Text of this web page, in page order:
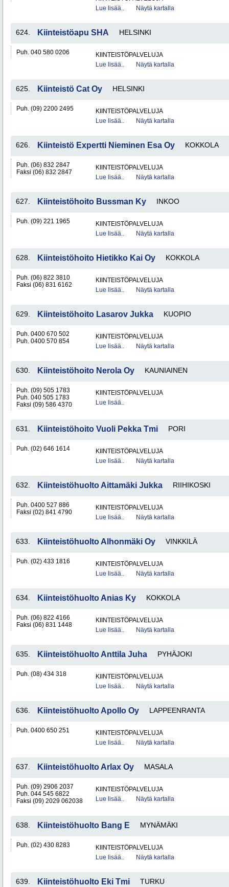
Lue lisää..
Näytä kartalla
624. Kiinteistöapu SHA HELSINKI
Puh. 040 580 0206
KIINTEISTÖPALVELUJA
Lue lisää..
Näytä kartalla
625. Kiinteistö Cat Oy HELSINKI
Puh. (09) 2200 2495
KIINTEISTÖPALVELUJA
Lue lisää..
Näytä kartalla
626. Kiinteistö Expertti Nieminen Esa Oy KOKKOLA
Puh. (06) 832 2847
Faksi (06) 832 2847
KIINTEISTÖPALVELUJA
Lue lisää..
Näytä kartalla
627. Kiinteistöhoito Bussman Ky INKOO
Puh. (09) 221 1965
KIINTEISTÖPALVELUJA
Lue lisää..
Näytä kartalla
628. Kiinteistöhoito Hietikko Kai Oy KOKKOLA
Puh. (06) 822 3810
Faksi (06) 831 6162
KIINTEISTÖPALVELUJA
Lue lisää..
Näytä kartalla
629. Kiinteistöhoito Lasarov Jukka KUOPIO
Puh. 0400 670 502
Puh. 0400 570 854
KIINTEISTÖPALVELUJA
Lue lisää..
Näytä kartalla
630. Kiinteistöhoito Nerola Oy KAUNIAINEN
Puh. (09) 505 1783
Puh. 040 505 1783
Faksi (09) 586 4370
KIINTEISTÖPALVELUJA
Lue lisää..
631. Kiinteistöhoito Vuoli Pekka Tmi PORI
Puh. (02) 646 1614
KIINTEISTÖPALVELUJA
Lue lisää..
Näytä kartalla
632. Kiinteistöhuolto Aittamäki Jukka RIIHIKOSKI
Puh. 0400 527 886
Faksi (02) 841 4790
KIINTEISTÖPALVELUJA
Lue lisää..
Näytä kartalla
633. Kiinteistöhuolto Alhonmäki Oy VINKKILÄ
Puh. (02) 433 1816
KIINTEISTÖPALVELUJA
Lue lisää..
Näytä kartalla
634. Kiinteistöhuolto Anias Ky KOKKOLA
Puh. (06) 822 4166
Faksi (06) 831 1448
KIINTEISTÖPALVELUJA
Lue lisää..
Näytä kartalla
635. Kiinteistöhuolto Anttila Juha PYHÄJOKI
Puh. (08) 434 318
KIINTEISTÖPALVELUJA
Lue lisää..
Näytä kartalla
636. Kiinteistöhuolto Apollo Oy LAPPEENRANTA
Puh. 0400 650 251
KIINTEISTÖPALVELUJA
Lue lisää..
Näytä kartalla
637. Kiinteistöhuolto Arlax Oy MASALA
Puh. (09) 2906 2037
Puh. 044 545 6822
Faksi (09) 2029 062038
KIINTEISTÖPALVELUJA
Lue lisää..
Näytä kartalla
638. Kiinteistöhuolto Bang E MYNÄMÄKI
Puh. (02) 430 8283
KIINTEISTÖPALVELUJA
Lue lisää..
Näytä kartalla
639. Kiinteistöhuolto Eki Tmi TURKU